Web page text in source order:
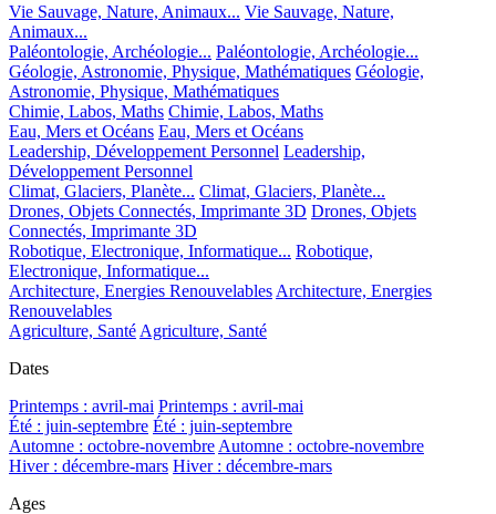
Vie Sauvage, Nature, Animaux... Vie Sauvage, Nature,
Animaux...
Paléontologie, Archéologie... Paléontologie, Archéologie...
Géologie, Astronomie, Physique, Mathématiques Géologie,
Astronomie, Physique, Mathématiques
Chimie, Labos, Maths Chimie, Labos, Maths
Eau, Mers et Océans Eau, Mers et Océans
Leadership, Développement Personnel Leadership,
Développement Personnel
Climat, Glaciers, Planète... Climat, Glaciers, Planète...
Drones, Objets Connectés, Imprimante 3D Drones, Objets
Connectés, Imprimante 3D
Robotique, Electronique, Informatique... Robotique,
Electronique, Informatique...
Architecture, Energies Renouvelables Architecture, Energies
Renouvelables
Agriculture, Santé Agriculture, Santé
Dates
Printemps : avril-mai Printemps : avril-mai
Été : juin-septembre Été : juin-septembre
Automne : octobre-novembre Automne : octobre-novembre
Hiver : décembre-mars Hiver : décembre-mars
Ages